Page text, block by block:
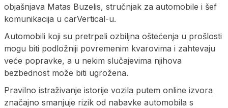
objašnjava Matas Buzelis, stručnjak za automobile i šef
komunikacija u carVertical-u.
Automobili koji su pretrpeli ozbiljna oštećenja u prošlosti
mogu biti podložniji povremenim kvarovima i zahtevaju
veće popravke, a u nekim slučajevima njihova
bezbednost može biti ugrožena.
Pravilno istraživanje istorije vozila putem online izvora
značajno smanjuje rizik od nabavke automobila s